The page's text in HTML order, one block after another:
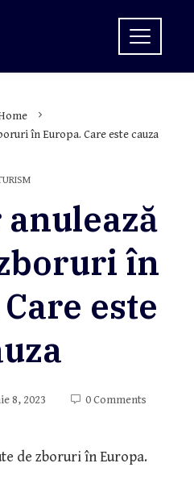
în Europa. Care este cauza
în
este
8, 2023 0 Comments